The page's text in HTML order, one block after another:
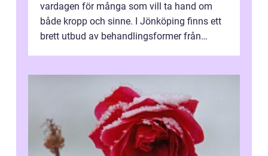
vardagen för många som vill ta hand om
både kropp och sinne. I Jönköping finns ett
brett utbud av behandlingsformer från